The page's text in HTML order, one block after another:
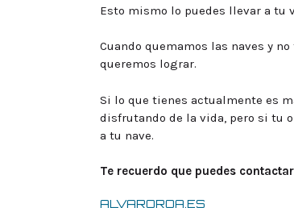
Esto mismo lo puedes llevar a tu
Cuando quemamos las naves y
queremos lograr.
Si lo que tienes actualmente es
disfrutando de la vida, pero si tu
a tu nave.
Te recuerdo que puedes
ALVAROROA.ES